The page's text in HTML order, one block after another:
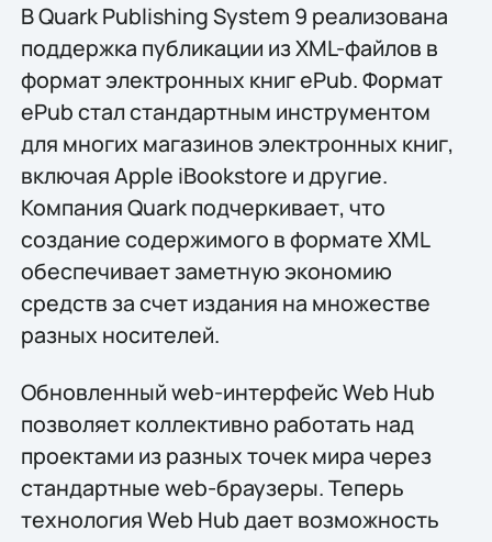
В Quark Publishing System 9 реализована
поддержка публикации из XML-файлов в
формат электронных книг ePub. Формат
ePub стал стандартным инструментом
для многих магазинов электронных книг,
включая Apple iBookstore и другие.
Компания Quark подчеркивает, что
создание содержимого в формате XML
обеспечивает заметную экономию
средств за счет издания на множестве
разных носителей.
Обновленный web-интерфейс Web Hub
позволяет коллективно работать над
проектами из разных точек мира через
стандартные web-браузеры. Теперь
технология Web Hub дает возможность